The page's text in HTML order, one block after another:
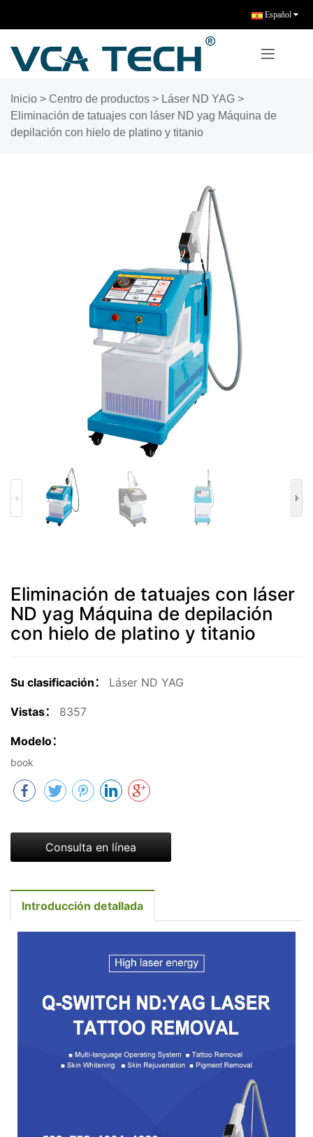
Español
Inicio > Centro de productos > Láser ND YAG >
Eliminación de tatuajes con láser ND yag Máquina de
depilación con hielo de platino y titanio
Eliminación de tatuajes con láser
ND yag Máquina de depilación
con hielo de platino y titanio
Su clasificación： Láser ND YAG
Vistas： 8357
Modelo：
book
Consulta en línea
Introducción detallada